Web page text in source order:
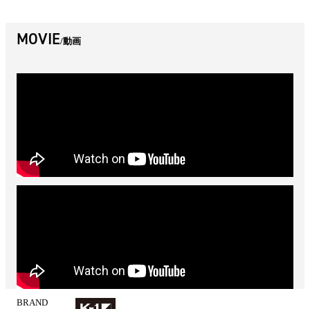
MOVIE 動画
BRAND